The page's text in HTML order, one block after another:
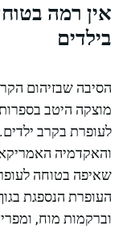
אין רמה
בילדים
הסיבה שבזיהום
מוצקה היטב
והאקדמיה
שאיפה בטוחה
העופרת הנספגת
וברקמות מוח,